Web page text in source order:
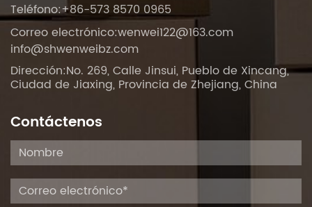
Teléfono:+86-573 8570 0965
Correo electrónico:wenwei122@163.com
info@shwenweibz.com
Dirección:No. 269, Calle Jinsui, Pueblo de Xincang,
Ciudad de Jiaxing, Provincia de Zhejiang, China
Contáctenos